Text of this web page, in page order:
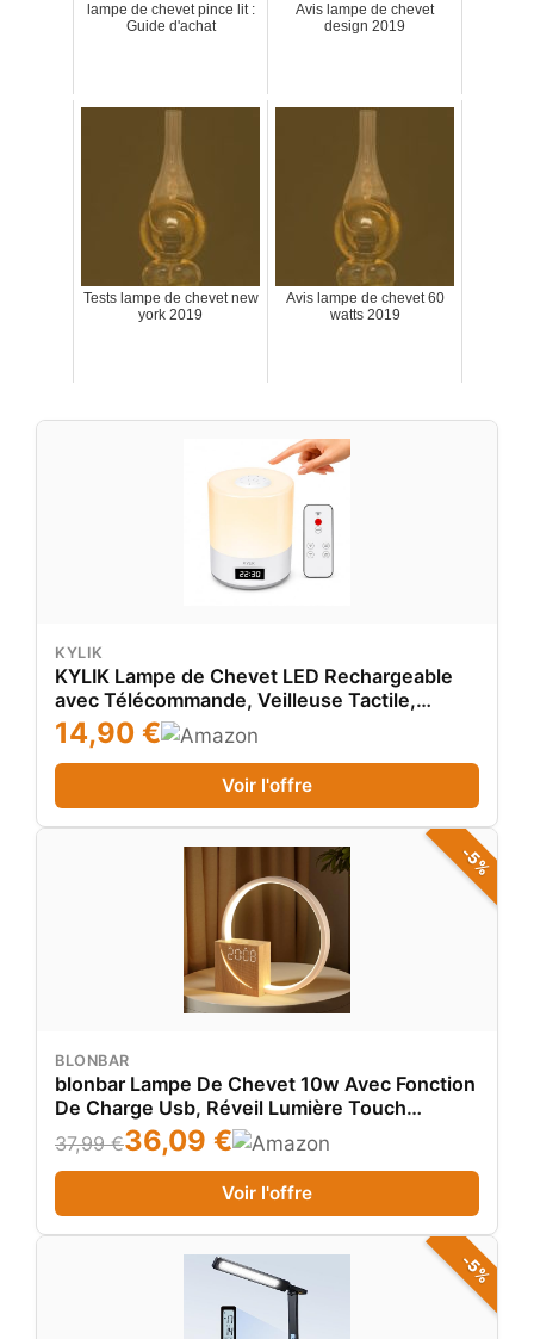
lampe de chevet pince lit :
Guide d'achat
Avis lampe de chevet
design 2019
Tests lampe de chevet new
york 2019
Avis lampe de chevet 60
watts 2019
KYLIK
KYLIK Lampe de Chevet LED Rechargeable
avec Télécommande, Veilleuse Tactile,
Intensité réglable, Horloge Digitale, Minuterie
10/30 min, 3 Températures de Couleur,
Lampe de Nuit USB-C pour Chambre
14,90 €
Voir l'offre
-5%
BLONBAR
blonbar Lampe De Chevet 10w Avec Fonction
De Charge Usb, Réveil Lumière Touch
Control Variable Lampe De Table Aide Au
Sommeil Bébés & Adultes, 3 Niveaux De
Luminosité Veilleuse Pour Chambre Salon
37,99 €36,09 €
Voir l'offre
-5%